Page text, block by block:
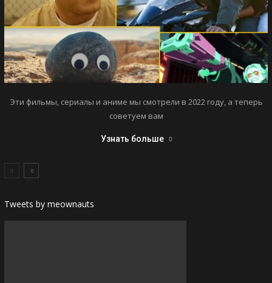
Эти фильмы, сериалы и аниме мы смотрели в 2022 году, а теперь
советуем вам
Узнать больше
Tweets by meownauts